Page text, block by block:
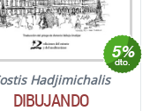
Hadjimichalis
DIBUJANDO